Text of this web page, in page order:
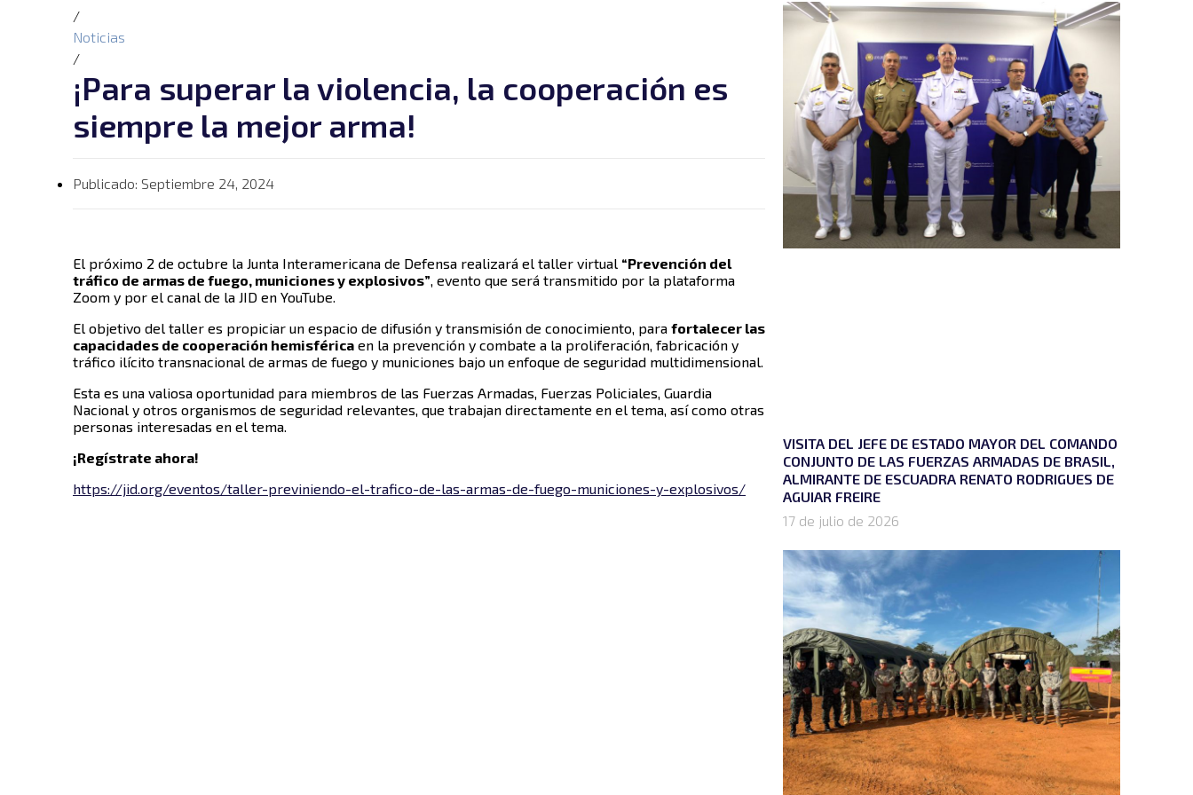
/
Noticias
/
¡Para superar la violencia, la cooperación es
siempre la mejor arma!
Publicado: Septiembre 24, 2024
El próximo 2 de octubre la Junta Interamericana de Defensa realizará el taller virtual “Prevención del
tráfico de armas de fuego, municiones y explosivos”, evento que será transmitido por la plataforma
Zoom y por el canal de la JID en YouTube.
El objetivo del taller es propiciar un espacio de difusión y transmisión de conocimiento, para fortalecer las
capacidades de cooperación hemisférica en la prevención y combate a la proliferación, fabricación y
tráfico ilícito transnacional de armas de fuego y municiones bajo un enfoque de seguridad multidimensional.
Esta es una valiosa oportunidad para miembros de las Fuerzas Armadas, Fuerzas Policiales, Guardia
Nacional y otros organismos de seguridad relevantes, que trabajan directamente en el tema, así como otras
personas interesadas en el tema.
¡Regístrate ahora!
https://jid.org/eventos/taller-previniendo-el-trafico-de-las-armas-de-fuego-municiones-y-explosivos/
VISITA DEL JEFE DE ESTADO MAYOR DEL COMANDO
CONJUNTO DE LAS FUERZAS ARMADAS DE BRASIL,
ALMIRANTE DE ESCUADRA RENATO RODRIGUES DE
AGUIAR FREIRE
17 de julio de 2026